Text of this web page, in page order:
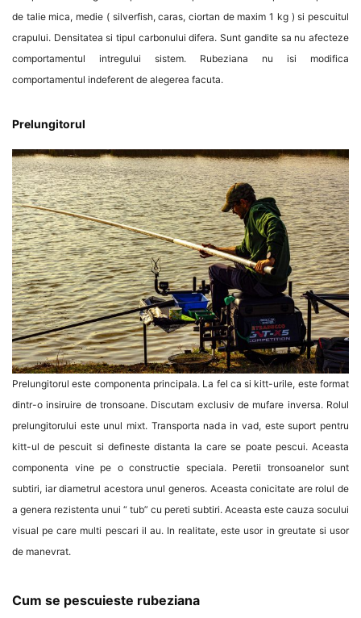
de talie mica, medie ( silverfish, caras, ciortan de maxim 1 kg ) si pescuitul
crapului. Densitatea si tipul carbonului difera. Sunt gandite sa nu afecteze
comportamentul intregului sistem. Rubeziana nu isi modifica
comportamentul indeferent de alegerea facuta.
Prelungitorul
Prelungitorul este componenta principala. La fel ca si kitt-urile, este format
dintr-o insiruire de tronsoane. Discutam exclusiv de mufare inversa. Rolul
prelungitorului este unul mixt. Transporta nada in vad, este suport pentru
kitt-ul de pescuit si defineste distanta la care se poate pescui. Aceasta
componenta vine pe o constructie speciala. Peretii tronsoanelor sunt
subtiri, iar diametrul acestora unul generos. Aceasta conicitate are rolul de
a genera rezistenta unui “ tub” cu pereti subtiri. Aceasta este cauza socului
visual pe care multi pescari il au. In realitate, este usor in greutate si usor
de manevrat.
Cum se pescuieste rubeziana